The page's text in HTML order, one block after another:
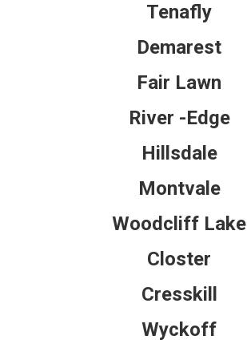
Tenafly
Demarest
Fair Lawn
River -Edge
Hillsdale
Montvale
Woodcliff Lake
Closter
Cresskill
Wyckoff